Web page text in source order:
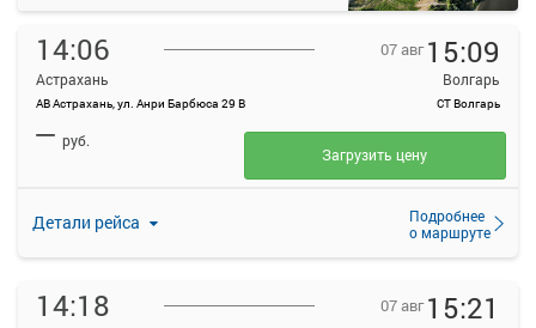
14:06
Астрахань
АВ Астрахань, ул. Анри Барбюса 29 В
07 авг 15:09
Волгарь
СТ Волгарь
Детали рейса
Подробнее
о маршруте
— руб.
Загрузить цену
14:18 07 авг 15:21